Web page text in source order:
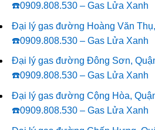
☎️0909.808.530 – Gas Lửa Xanh
Đại lý gas đường Hoàng Văn
☎️0909.808.530 – Gas Lửa Xanh
Đại lý gas đường Đông Sơn,
☎️0909.808.530 – Gas Lửa Xanh
Đại lý gas đường Cộng Hòa,
☎️0909.808.530 – Gas Lửa Xanh